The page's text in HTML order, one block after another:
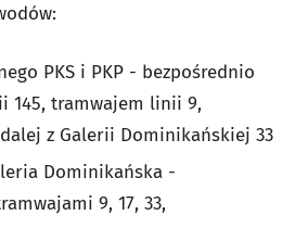
PKS i PKP - bezpośrednio
145, tramwajem linii 9,
z Galerii Dominikańskiej 33
Dominikańska -
9, 17, 33,